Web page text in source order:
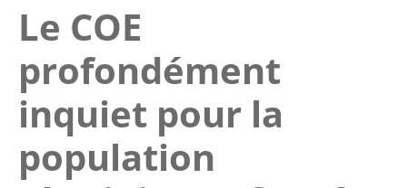
Le COE
profondément
inquiet pour la
population